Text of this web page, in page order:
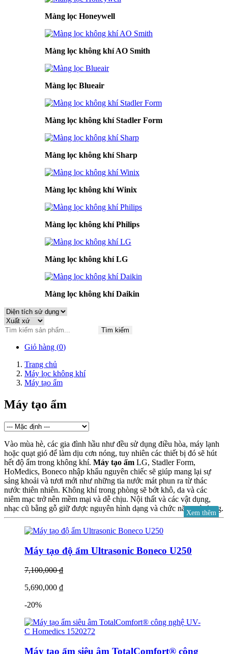
Màng lọc Honeywell
Màng lọc không khí AO Smith
Màng lọc Blueair
Màng lọc không khí Stadler Form
Màng lọc không khí Sharp
Màng lọc không khí Winix
Màng lọc không khí Philips
Màng lọc không khí LG
Màng lọc không khí Daikin
Tìm kiếm
Giỏ hàng (0)
Trang chủ
Máy lọc không khí
Máy tạo ẩm
Máy tạo ẩm
Vào mùa hè, các gia đình hầu như đều sử dụng điều hòa, máy lạnh
hoặc quạt gió để làm dịu cơn nóng, tuy nhiên các thiết bị đó sẽ hút
hết độ ẩm trong không khí. Máy tạo ẩm LG, Stadler Form,
HoMedics, Boneco nhập khẩu nguyên chiếc sẽ giúp mang lại sự
sảng khoải và tươi mới như những tia nước mát phun ra từ thác
nước thiên nhiên. Không khí trong phòng sẽ bớt khô, da và các
niêm mạc trở nên mềm mại và dễ chịu. Nội thất và các vật dụng,
nhạc cũ bằng gỗ giữ được nguyên hình dạng và chức năng sử dụng.
Máy tạo ẩm - giải pháp cho không khí hanh khô trong gia đình! Nói
đến máy tạo độ ẩm chắc nhiều người đã không còn quá xa lạ bởi
cá nhân vô cùng hữu ích, giúp bạn chống lại những bất lợi trong
HOMEAIR đang đứng trong top đầu bảng bình chọn máy tạo độ
thế giới.
Nếu bạn đang muốn cải thiện tình trạng nứt nẻ và các vấn đề về hô
hấp do thời tiết hanh khô hay độ ẩm môi trường không khí trong
nhà quá thấp do dùng nhiều điều hòa thì máy tạo ẩm chính là một
"chiến binh" bảo vệ bản khỏi những tác động xấu do những nguyên
Xem thêm
Máy tạo độ ẩm Ultrasonic Boneco U250
7,100,000 ₫
5,690,000 ₫
-20%
Máy tạo ẩm siêu âm TotalComfort® công